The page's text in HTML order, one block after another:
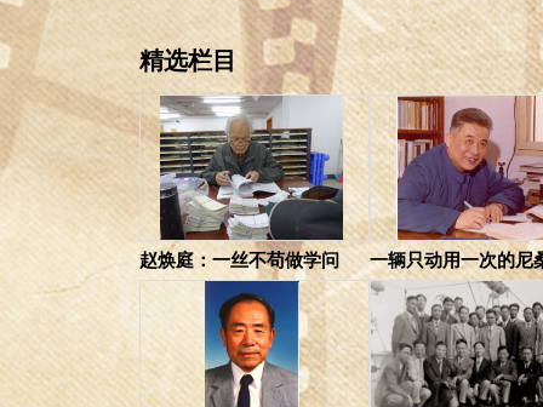
精选栏目
赵焕庭：一丝不苟做学问 一辆只动用一次的尼